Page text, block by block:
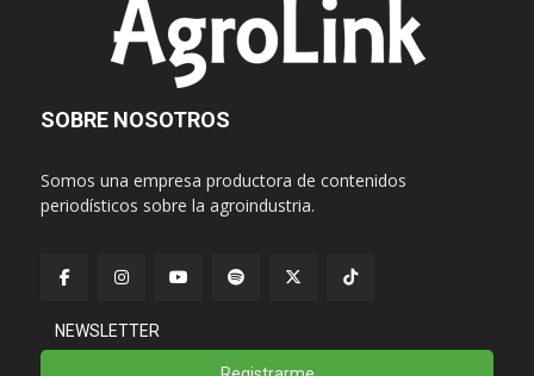
SOBRE NOSOTROS
Somos una empresa productora de contenidos
periodísticos sobre la agroindustria.
NEWSLETTER